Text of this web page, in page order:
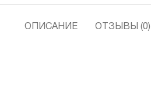
ОПИСАНИЕ ОТЗЫВЫ (0)